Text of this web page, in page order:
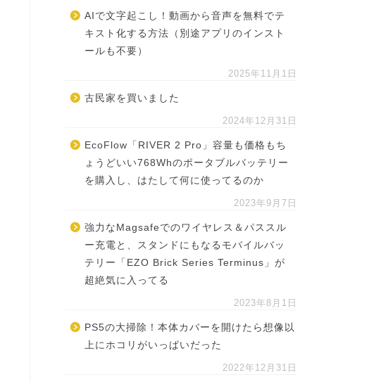
AIで文字起こし！動画から音声を無料でテ
キスト化する方法（別途アプリのインスト
ールも不要）
2025年11月1日
古民家を買いました
2024年12月31日
EcoFlow「RIVER 2 Pro」容量も価格もち
ょうどいい768Whのポータブルバッテリー
を購入し、はたして何に使ってるのか
2023年9月7日
強力なMagsafeでのワイヤレス＆パススル
ー充電と、スタンドにもなるモバイルバッ
テリー「EZO Brick Series Terminus」が
超絶気に入ってる
2023年8月1日
PS5の大掃除！本体カバーを開けたら想像以
上にホコリがいっぱいだった
2022年12月31日